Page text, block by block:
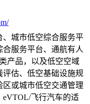
城市低空综合服务平
服务平台、通航有人
产品，以及低空空域
估、低空基础设施规
或城市低空交通管理
飞行汽车的适